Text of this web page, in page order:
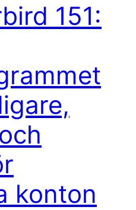
151:
konton